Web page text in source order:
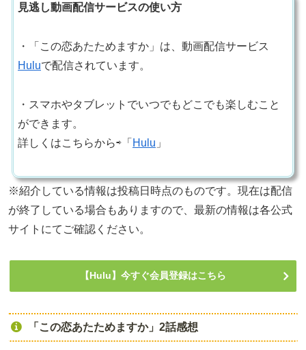
見逃し動画配信サービスの使い方
・「この恋あたためますか」は、動画配信サービス
Huluで配信されています。
・スマホやタブレットでいつでもどこでも楽しむこと
ができます。
詳しくはこちらから⇨「 Hulu 」
※紹介している情報は投稿日時点のものです。現在は配信
が終了している場合もありますので、最新の情報は各公式
サイトにてご確認ください。
【Hulu】今すぐ会員登録はこちら
「この恋あたためますか」2話感想